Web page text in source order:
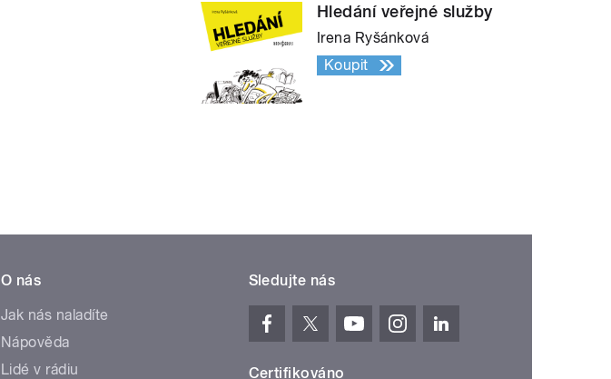
Hledání veřejné služby
Irena Ryšánková
Koupit
O nás
Jak nás naladíte
Nápověda
Lidé v rádiu
Sledujte nás
Certifikováno